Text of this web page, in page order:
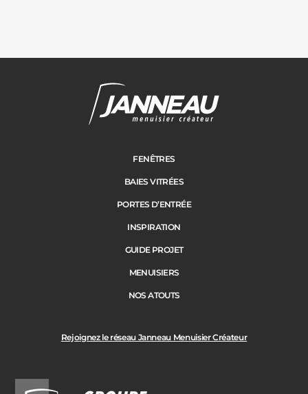
Rejoignez le réseau Janneau Menuisier Créateur
FENÊTRES
BAIES VITRÉES
PORTES D’ENTRÉE
INSPIRATION
GUIDE PROJET
MENUISIERS
NOS ATOUTS